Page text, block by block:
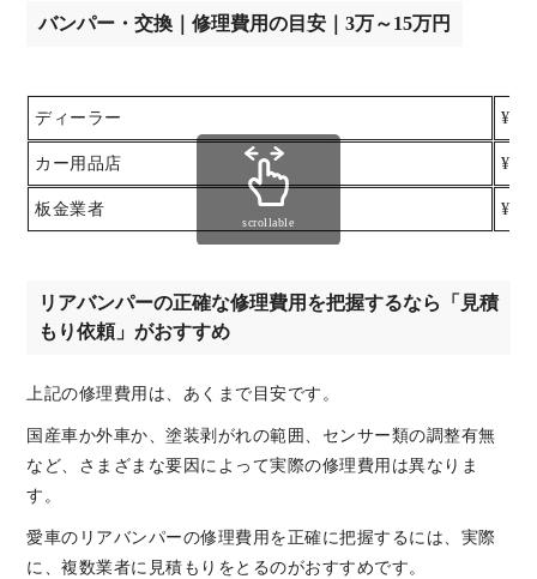
バンパー・交換｜修理費用の目安｜3万～15万円
ディーラー
カー用品店
板金業者
scrollable
リアバンパーの正確な修理費用を把握するなら「見積
もり依頼」がおすすめ
上記の修理費用は、あくまで目安です。
国産車か外車か、塗装剥がれの範囲、センサー類の調整有無
など、さまざまな要因によって実際の修理費用は異なりま
す。
愛車のリアバンパーの修理費用を正確に把握するには、実際
に、複数業者に見積もりをとるのがおすすめです。